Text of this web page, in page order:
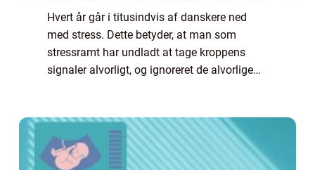
Hvert år går i titusindvis af danskere ned
med stress. Dette betyder, at man som
stressramt har undladt at tage kroppens
signaler alvorligt, og ignoreret de alvorlige